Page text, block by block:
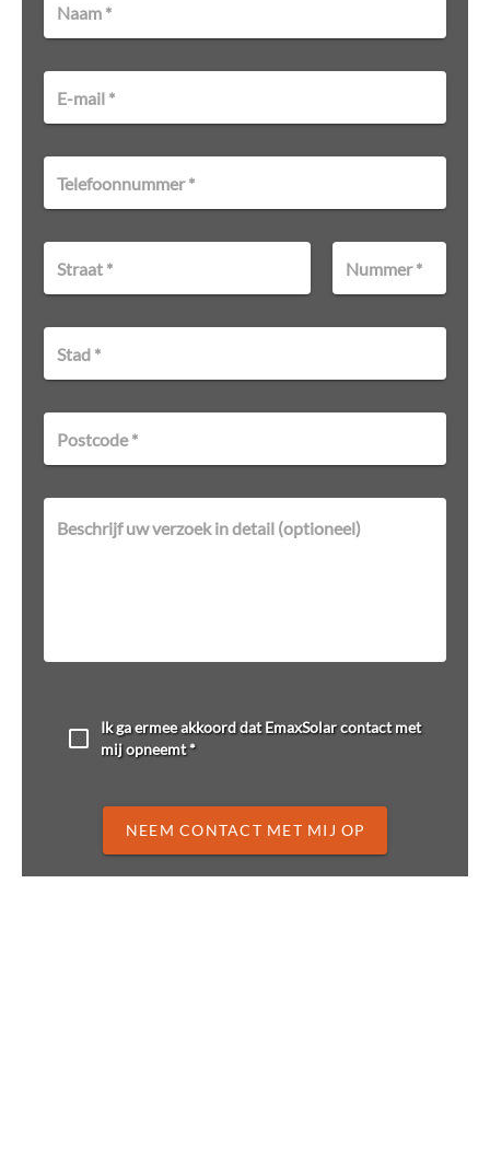
Naam *
E-mail *
Telefoonnummer *
Straat * Nummer *
Stad *
Postcode *
Beschrijf uw verzoek in detail (optioneel)
Ik ga ermee akkoord dat EmaxSolar contact met
mij opneemt *
NEEM CONTACT MET MIJ OP